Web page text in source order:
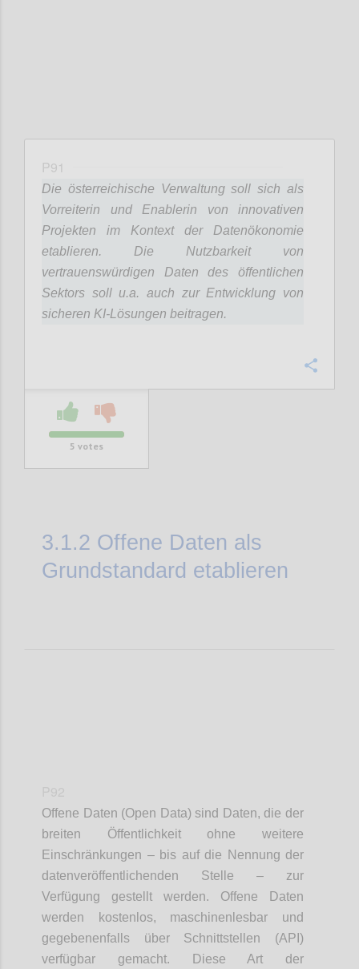
P91
Die österreichische Verwaltung soll sich als
Vorreiterin und Enablerin von innovativen
Projekten im Kontext der Datenökonomie
etablieren. Die Nutzbarkeit von
vertrauenswürdigen Daten des öffentlichen
Sektors soll u.a. auch zur Entwicklung von
sicheren KI-Lösungen beitragen.
5 votes
3.1.2 Offene Daten als
Grundstandard etablieren
Offene Daten (Open Data) sind Daten, die der
breiten Öffentlichkeit ohne weitere
Einschränkungen – bis auf die Nennung der
datenveröffentlichenden Stelle – zur
Verfügung gestellt werden. Offene Daten
werden kostenlos, maschinenlesbar und
gegebenenfalls über Schnittstellen (API)
verfügbar gemacht. Diese Art der